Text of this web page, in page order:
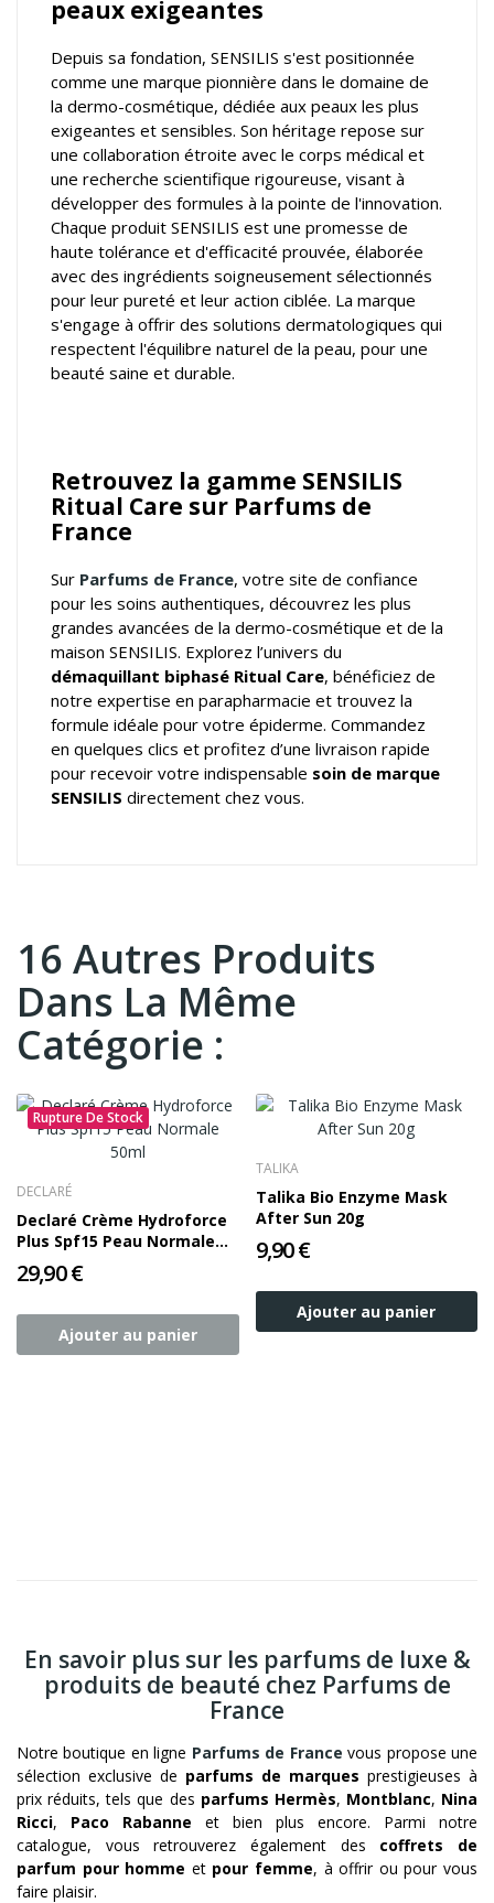
peaux exigeantes
Depuis sa fondation, SENSILIS s'est positionnée
comme une marque pionnière dans le domaine de
la dermo-cosmétique, dédiée aux peaux les plus
exigeantes et sensibles. Son héritage repose sur
une collaboration étroite avec le corps médical et
une recherche scientifique rigoureuse, visant à
développer des formules à la pointe de l'innovation.
Chaque produit SENSILIS est une promesse de
haute tolérance et d'efficacité prouvée, élaborée
avec des ingrédients soigneusement sélectionnés
pour leur pureté et leur action ciblée. La marque
s'engage à offrir des solutions dermatologiques qui
respectent l'équilibre naturel de la peau, pour une
beauté saine et durable.
Retrouvez la gamme SENSILIS
Ritual Care sur Parfums de
France
Sur Parfums de France, votre site de confiance
pour les soins authentiques, découvrez les plus
grandes avancées de la dermo-cosmétique et de la
maison SENSILIS. Explorez l’univers du
démaquillant biphasé Ritual Care, bénéficiez de
notre expertise en parapharmacie et trouvez la
formule idéale pour votre épiderme. Commandez
en quelques clics et profitez d’une livraison rapide
pour recevoir votre indispensable soin de marque
SENSILIS directement chez vous.
16 Autres Produits
Dans La Même
Catégorie :
Rupture De Stock
DECLARÉ
Declaré Crème Hydroforce
Plus Spf15 Peau Normale
50ml
29,90 €
Ajouter au panier
TALIKA
Talika Bio Enzyme Mask
After Sun 20g
9,90 €
Ajouter au panier
En savoir plus sur les parfums de luxe &
produits de beauté chez Parfums de
France
Notre boutique en ligne Parfums de France vous propose une
sélection exclusive de parfums de marques prestigieuses à
prix réduits, tels que des parfums Hermès, Montblanc, Nina
Ricci, Paco Rabanne et bien plus encore. Parmi notre
catalogue, vous retrouverez également des coffrets de
parfum pour homme et pour femme, à offrir ou pour vous
faire plaisir.